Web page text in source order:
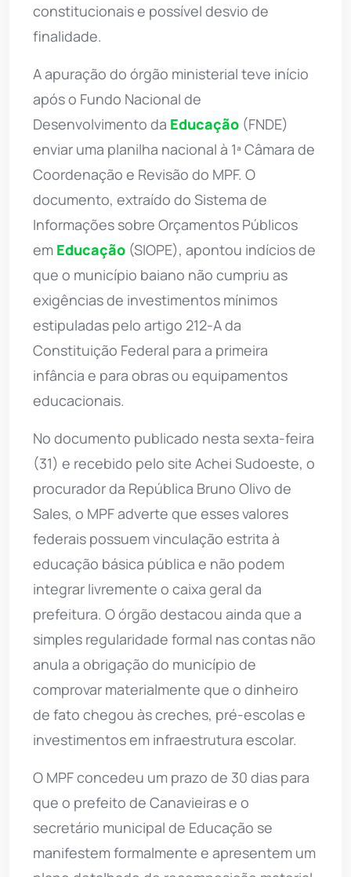
constitucionais e possível desvio de
finalidade.
A apuração do órgão ministerial teve início
após o Fundo Nacional de
Desenvolvimento da Educação (FNDE)
enviar uma planilha nacional à 1ª Câmara de
Coordenação e Revisão do MPF. O
documento, extraído do Sistema de
Informações sobre Orçamentos Públicos
em Educação (SIOPE), apontou indícios de
que o município baiano não cumpriu as
exigências de investimentos mínimos
estipuladas pelo artigo 212-A da
Constituição Federal para a primeira
infância e para obras ou equipamentos
educacionais.
No documento publicado nesta sexta-feira
(31) e recebido pelo site Achei Sudoeste, o
procurador da República Bruno Olivo de
Sales, o MPF adverte que esses valores
federais possuem vinculação estrita à
educação básica pública e não podem
integrar livremente o caixa geral da
prefeitura. O órgão destacou ainda que a
simples regularidade formal nas contas não
anula a obrigação do município de
comprovar materialmente que o dinheiro
de fato chegou às creches, pré-escolas e
investimentos em infraestrutura escolar.
O MPF concedeu um prazo de 30 dias para
que o prefeito de Canavieiras e o
secretário municipal de Educação se
manifestem formalmente e apresentem um